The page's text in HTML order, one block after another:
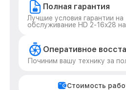
Полная гарантия
Лучшие условия гарантии на
обслуживание HD 2-16x28
Оперативное
Починим вашу технику за
Стоимость